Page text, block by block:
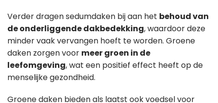
Verder dragen sedumdaken bij aan het behoud van
de onderliggende dakbedekking, waardoor deze
minder vaak vervangen hoeft te worden. Groene
daken zorgen voor meer groen in de
leefomgeving, wat een positief effect heeft op de
menselijke gezondheid.
Groene daken bieden als laatst ook voedsel voor